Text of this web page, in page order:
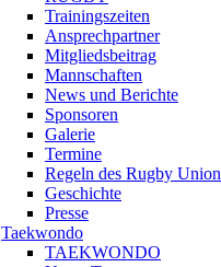
Trainingszeiten
Ansprechpartner
Mitgliedsbeitrag
Mannschaften
News und Berichte
Sponsoren
Galerie
Termine
Regeln des Rugby Union
Geschichte
Presse
Taekwondo
TAEKWONDO